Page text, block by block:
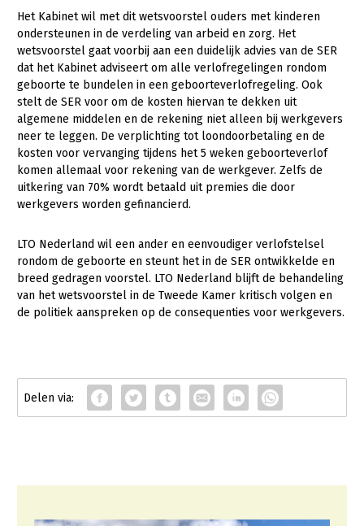
Bodem en water
Platteland en omgeving
Mens, ondernemerschap en onderwijs
Internationaal
Sectoren
Biologische Landbouw
Kalverhouderij
Konijnenhouderij
Melkveehouderij
Schapenhouderij
Plant
Biologische Landbouw
Bollenteelt
Bomen, vaste planten en zomerbloemen
Paddenstoelen
Multifunctioneel
Vrouw en Bedrijf
Onderwerpen
Nieuws
Over LTO
Het Kabinet wil met dit wetsvoorstel ouders met kinderen
ondersteunen in de verdeling van arbeid en zorg. Het
wetsvoorstel gaat voorbij aan een duidelijk advies van de SER
dat het Kabinet adviseert om alle verlofregelingen rondom
geboorte te bundelen in een geboorteverlofregeling. Ook
stelt de SER voor om de kosten hiervan te dekken uit
algemene middelen en de rekening niet alleen bij werkgevers
neer te leggen. De verplichting tot loondoorbetaling en de
kosten voor vervanging tijdens het 5 weken geboorteverlof
komen allemaal voor rekening van de werkgever. Zelfs de
uitkering van 70% wordt betaald uit premies die door
werkgevers worden gefinancierd.
LTO Nederland wil een ander en eenvoudiger verlofstelsel
rondom de geboorte en steunt het in de SER ontwikkelde en
breed gedragen voorstel. LTO Nederland blijft de behandeling
van het wetsvoorstel in de Tweede Kamer kritisch volgen en
de politiek aanspreken op de consequenties voor werkgevers.